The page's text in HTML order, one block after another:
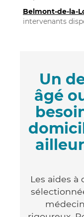
Belmont-de-la-
intervenants
Un
âgé
Les aides